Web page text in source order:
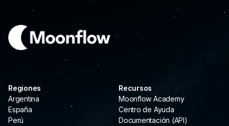
Regiones
Argentina
España
Perú
Recursos
Moonflow Academy
Centro de Ayuda
Documentación (API)